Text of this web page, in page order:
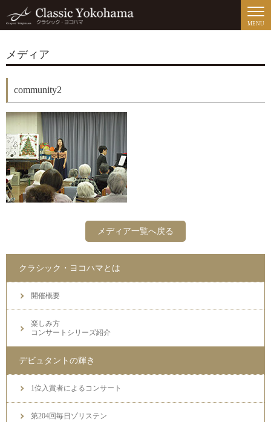
MENU
メディア
community2
メディア一覧へ戻る
クラシック・ヨコハマとは
開催概要
楽しみ方
コンサートシリーズ紹介
デビュタントの輝き
1位入賞者によるコンサート
第204回毎日ゾリステン